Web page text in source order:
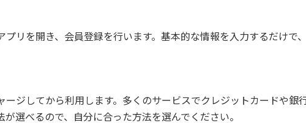
プリを開き、会員登録を行います。基本的な情報を入力するだけで
ージしてから利用します。多くのサービスでクレジットカードや銀
選べるので、自分に合った方法を選んでください。